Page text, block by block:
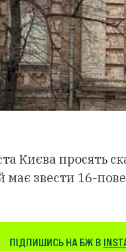
Києва просять
звести 16-
ПІДПИШИСЬ НА БЖ В